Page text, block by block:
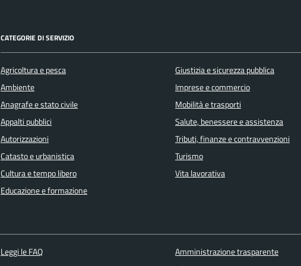
CATEGORIE DI SERVIZIO
Agricoltura e pesca
Ambiente
Anagrafe e stato civile
Appalti pubblici
Autorizzazioni
Catasto e urbanistica
Cultura e tempo libero
Educazione e formazione
Giustizia e sicurezza pubblica
Imprese e commercio
Mobilità e trasporti
Salute, benessere e assistenza
Tributi, finanze e contravvenzioni
Turismo
Vita lavorativa
Leggi le FAQ
Amministrazione trasparente